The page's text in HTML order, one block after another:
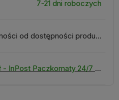
7-21 dni roboczych
W zależności od dostępności produktu
- InPost Paczkomaty 24/7